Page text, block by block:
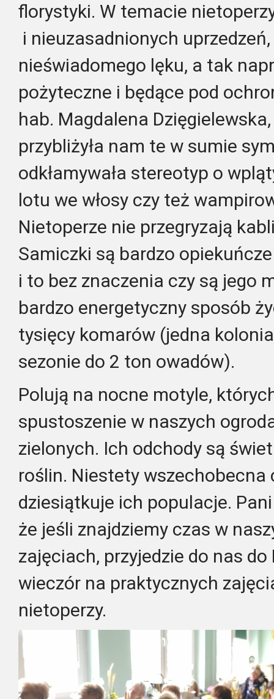
florystyki. W temacie
i nieuzasadnionych
nieświadomego lęku, a tak
pożyteczne i będące pod
hab. Magdalena Dzięgielewska,
przybliżyła nam te w sumie
odkłamywała stereotyp o
lotu we włosy czy też
Nietoperze nie przegryzają
Samiczki są bardzo
i to bez znaczenia czy są jego
bardzo energetyczny sposób
tysięcy komarów (jedna
sezonie do 2 ton owadów).
Polują na nocne motyle,
spustoszenie w naszych
zielonych. Ich odchody są
roślin. Niestety wszechobecna
dziesiątkuje ich populacje.
że jeśli znajdziemy czas w
zajęciach, przyjedzie do nas
wieczór na praktycznych
nietoperzy.